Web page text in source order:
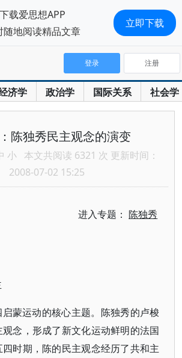
济学 政治学 国际关系 社会学
登录 注册
陈独秀民主观念的演变
小 本文共阅读 6321 次 更新时间：
2008-07-02 15:25
进入专题：陈独秀
蒙运动的核心主题。陈独秀的卢梭
念，形成了新文化运动鲜明的法国
时期，陈的民主观念经历了共和主
下载爱思想APP
随地阅读精品文章
立即下载